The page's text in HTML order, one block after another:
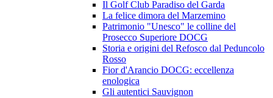
Il Golf Club Paradiso del Garda
La felice dimora del Marzemino
Patrimonio "Unesco" le colline del
Prosecco Superiore DOCG
Storia e origini del Refosco dal Peduncolo
Rosso
Fior d'Arancio DOCG: eccellenza
enologica
Gli autentici Sauvignon